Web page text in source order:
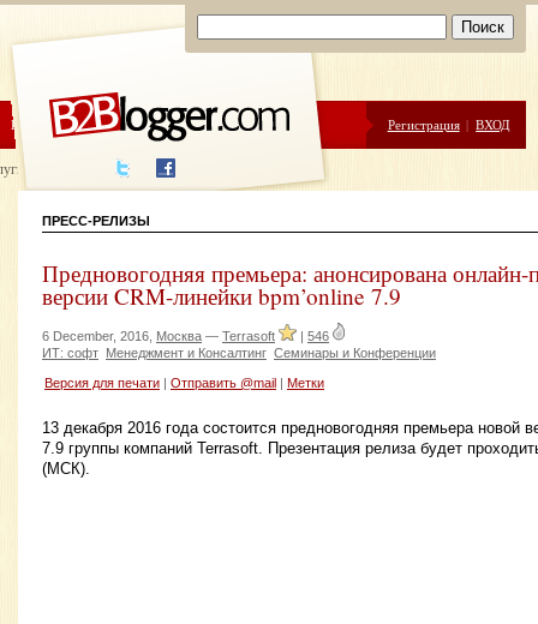
ЦЕНЫ ПОМОЩЬ Регистрация | ВХОД
написания
ПРЕСС-РЕЛИЗЫ
Предновогодняя премьера: анонсирована онлайн-
версии CRM-линейки bpm’online 7.9
6 December, 2016, Москва — Terrasoft | 546
ИТ: софт Менеджмент и Консалтинг Семинары и Конференции
Версия для печати Отправить @mail Метки
13 декабря 2016 года состоится предновогодняя премьера новой
7.9 группы компаний Terrasoft. Презентация релиза будет
(МСК).